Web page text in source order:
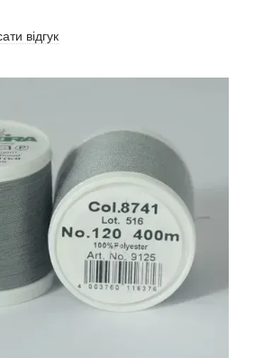
відгук